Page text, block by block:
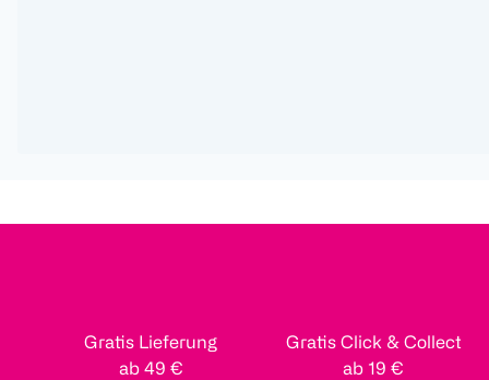
Gratis Lieferung
ab 49 €
Gratis Click & Collect
ab 19 €